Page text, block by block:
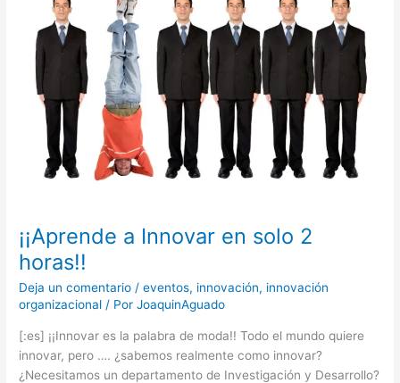
¡¡Aprende a Innovar en solo 2
horas!!
Deja un comentario /eventos, innovación, innovación
organizacional / PorJoaquinAguado
[:es] ¡¡Innovar es la palabra de moda!! Todo el mundo quiere
innovar, pero …. ¿sabemos realmente como innovar?
¿Necesitamos un departamento de Investigación y Desarrollo?
solo